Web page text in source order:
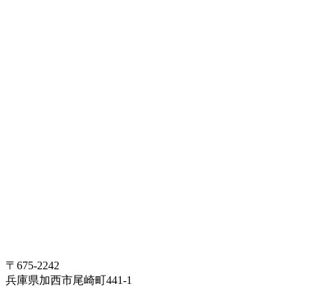
〒675-2242
兵庫県加西市尾崎町441-1